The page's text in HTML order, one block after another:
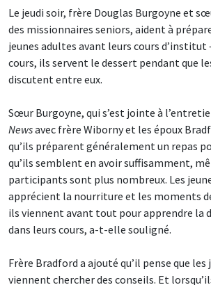
Le jeudi soir, frère Douglas Burgoyne et
des missionnaires seniors, aident à
jeunes adultes avant leurs cours d’institut
cours, ils servent le dessert pendant que
discutent entre eux.
Sœur Burgoyne, qui s’est jointe à
Newsavec frère Wiborny et les époux
qu’ils préparent généralement un repas
qu’ils semblent en avoir suffisamment,
participants sont plus nombreux. Les
apprécient la nourriture et les moments
ils viennent avant tout pour apprendre la
dans leurs cours, a-t-elle souligné.
Frère Bradford a ajouté qu’il pense que les
viennent chercher des conseils. Et